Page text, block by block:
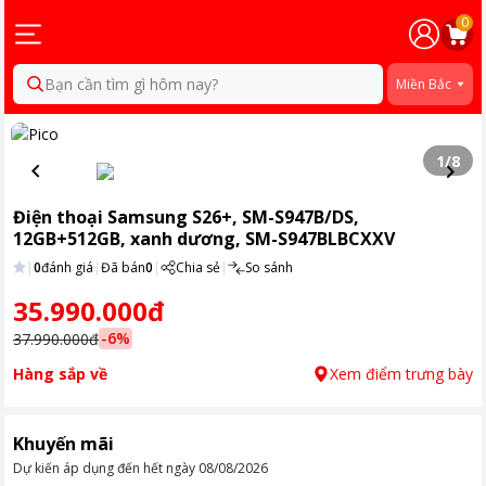
0
Bạn cần tìm gì hôm nay? Miền Bắc
1/8
Điện thoại Samsung S26+, SM-S947B/DS,
12GB+512GB, xanh dương, SM-S947BLBCXXV
|0đánh giá |Đã bán0 | Chia sẻ| So sánh
35.990.000đ
37.990.000đ-6%
Hàng sắp về
Xem điểm trưng bày
Khuyến mãi
Dự kiến áp dụng đến hết ngày 08/08/2026